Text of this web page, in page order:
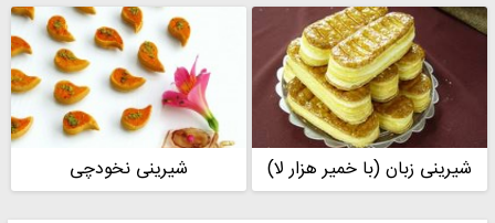
شیرینی زبان (با خمیر هزار لا) شیرینی نخودچی